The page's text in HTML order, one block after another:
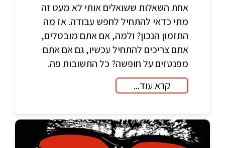
אחת השאלות ששואלים אותי לא מעט זה
מתי כדאי להתחיל לחפש עבודה. אז מה
התזמון הנכון? ולמה, אם אתם מובטלים,
אתם צריכים להתחיל עכשיו, גם אם אתם
מפנטזים על חופשה? כל התשובות פה.
קרא עוד...